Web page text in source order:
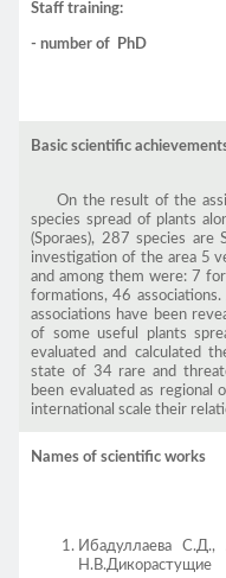
Staff training:
- number of PhD
Basic scientific
On the result of the
species spread of plants
(Sporaes), 287 species are
investigation of the area 5
and among them were: 7
formations, 46
associations have been
of some useful plants
evaluated and calculated
state of 34 rare and
been evaluated as regional
international scale their
Names of scientific works
Ибадуллаева